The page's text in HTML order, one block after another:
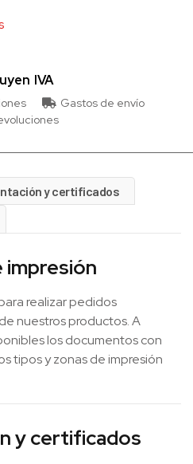
IVA
Gastos de envío
y certificados
impresión
realizar pedidos
nuestros productos. A
los documentos con
tipos y zonas de impresión
y certificados